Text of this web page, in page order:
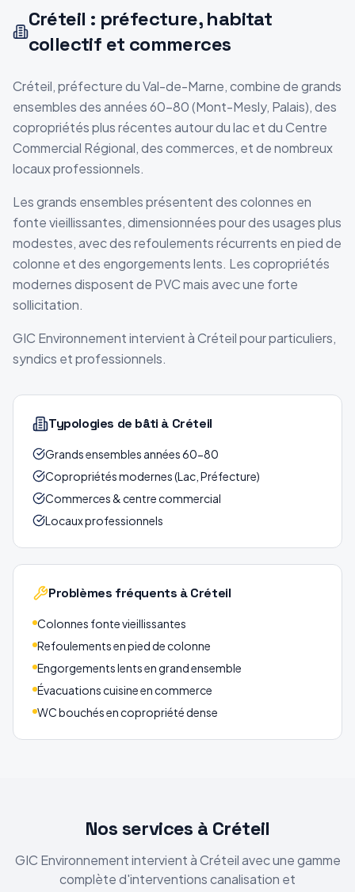
Créteil : préfecture, habitat
collectif et commerces
Créteil, préfecture du Val-de-Marne, combine de grands
ensembles des années 60-80 (Mont-Mesly, Palais), des
copropriétés plus récentes autour du lac et du Centre
Commercial Régional, des commerces, et de nombreux
locaux professionnels.
Les grands ensembles présentent des colonnes en
fonte vieillissantes, dimensionnées pour des usages plus
modestes, avec des refoulements récurrents en pied de
colonne et des engorgements lents. Les copropriétés
modernes disposent de PVC mais avec une forte
sollicitation.
GIC Environnement intervient à Créteil pour particuliers,
syndics et professionnels.
Typologies de bâti à Créteil
Grands ensembles années 60-80
Copropriétés modernes (Lac, Préfecture)
Commerces & centre commercial
Locaux professionnels
Problèmes fréquents à Créteil
Colonnes fonte vieillissantes
Refoulements en pied de colonne
Engorgements lents en grand ensemble
Évacuations cuisine en commerce
WC bouchés en copropriété dense
Nos services à Créteil
GIC Environnement intervientà Créteilavec une gamme
complète d'interventions canalisation et